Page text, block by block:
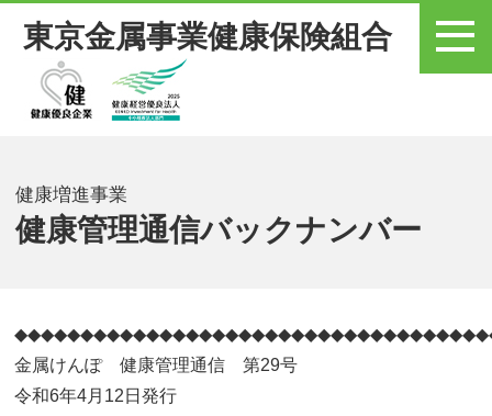
東京金属事業健康保険組合
健康増進事業
健康管理通信バックナンバー
金属けんぽ 健康管理通信 第29号
令和6年4月12日発行